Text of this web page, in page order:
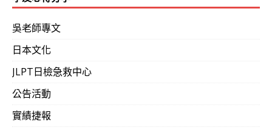
吳老師專文
日本文化
JLPT日檢急救中心
公告活動
實績捷報